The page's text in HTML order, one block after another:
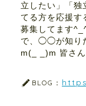
立したい」「独
てる方を応援す
募集してます
で、◯◯が知り
m(_ _)m 皆さん
BLOG：